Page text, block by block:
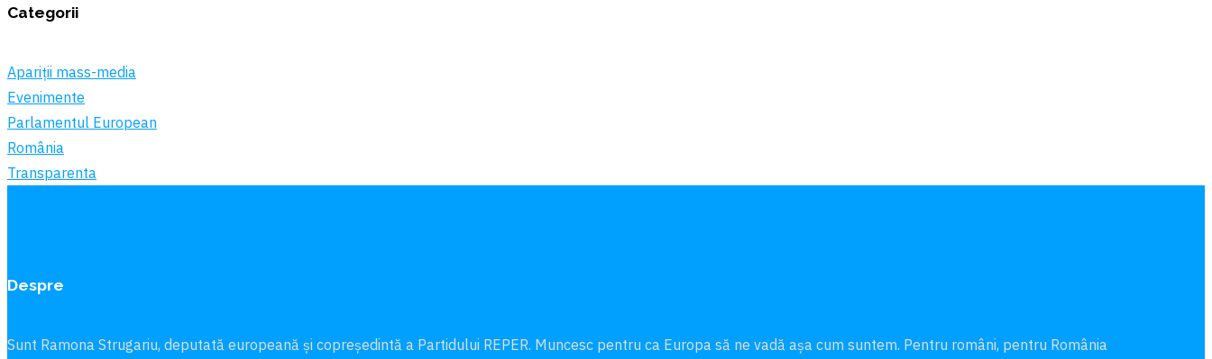
Categorii
Apariții mass-media
Evenimente
Parlamentul European
România
Transparenta
Despre
Sunt Ramona Strugariu, deputată europeană și copreședintă a Partidului REPER. Muncesc pentru ca Europa să ne vadă aşa cum suntem. Pentru români, pentru România